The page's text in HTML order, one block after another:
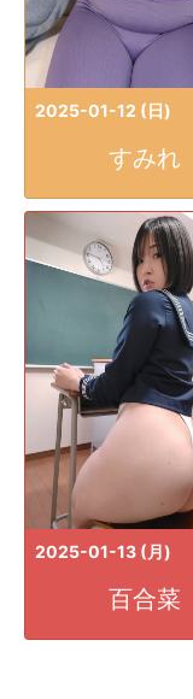
2025-01-12 (日)
すみれ
2025-01-13 (月)
百合菜